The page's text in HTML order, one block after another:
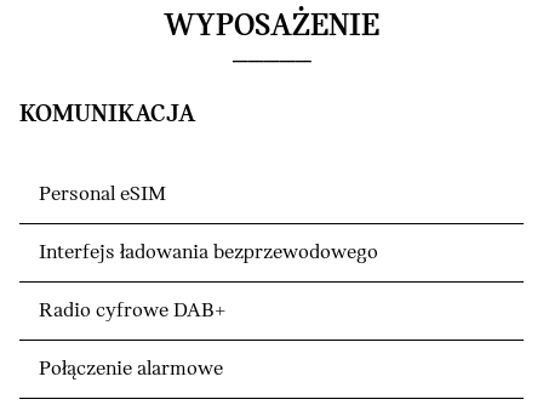
WYPOSAŻENIE
KOMUNIKACJA
Personal eSIM
Interfejs ładowania bezprzewodowego
Radio cyfrowe DAB+
Połączenie alarmowe